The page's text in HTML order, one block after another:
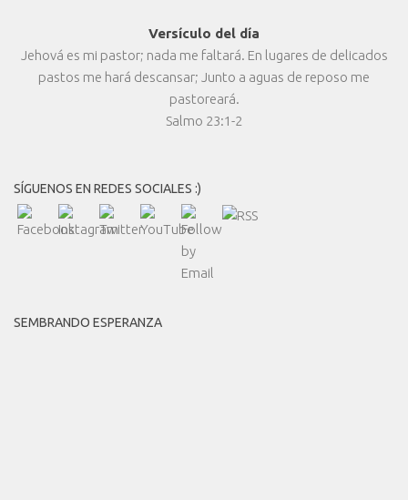
Versículo del día
Jehová es mi pastor; nada me faltará. En lugares de delicados
pastos me hará descansar; Junto a aguas de reposo me
pastoreará.
Salmo 23:1-2
SÍGUENOS EN REDES SOCIALES :)
SEMBRANDO ESPERANZA